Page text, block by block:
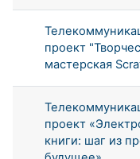
проект
мастерская
проект
книги: шаг из